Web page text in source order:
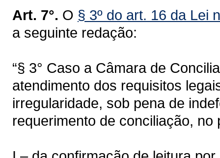
Art. 7°. O § 3º do art. 16 da Lei
a seguinte redação:
“§ 3° Caso a Câmara de
atendimento dos requisitos
irregularidade, sob pena de
requerimento de conciliação,